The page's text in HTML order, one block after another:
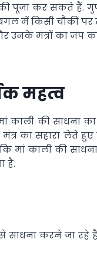
कर सकते हैं. गुप्त
बगल में किसी चौकी
उनके मंत्रों का जप
महत्व
काली की साधना
का सहारा लेते
कि मां काली की
है.
साधना करने जा रहे